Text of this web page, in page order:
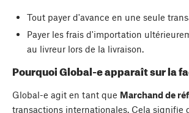
Tout payer d'avance en une seule
Payer les frais d'importation
au livreur lors de la livraison.
Pourquoi Global-e apparaît sur la
Global-e agit en tant que Marchand de
transactions internationales. Cela signifie